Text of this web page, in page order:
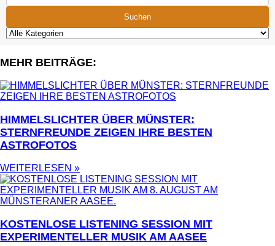
Suchen
MEHR BEITRÄGE:
HIMMELSLICHTER ÜBER MÜNSTER:
STERNFREUNDE ZEIGEN IHRE BESTEN
ASTROFOTOS
WEITERLESEN »
KOSTENLOSE LISTENING SESSION MIT
EXPERIMENTELLER MUSIK AM AASEE